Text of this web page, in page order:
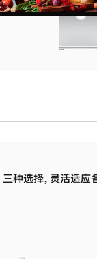
图
面
图
面
三种选择，灵活适应